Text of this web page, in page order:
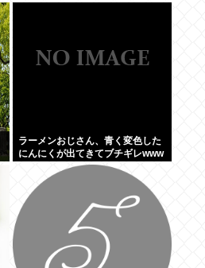
「なぜ日本人はそんなにがんばる
ラーメンおじさん、青く変色した
にんにくが出てきてブチギレwww